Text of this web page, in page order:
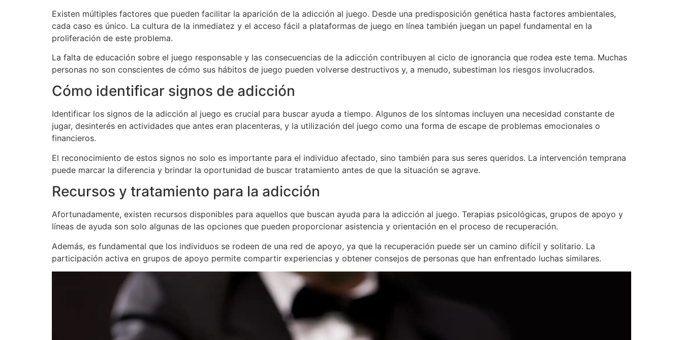
Existen múltiples factores que pueden facilitar la aparición de la adicción al juego. Desde una predisposición genética hasta factores ambientales,
cada caso es único. La cultura de la inmediatez y el acceso fácil a plataformas de juego en línea también juegan un papel fundamental en la
proliferación de este problema.
La falta de educación sobre el juego responsable y las consecuencias de la adicción contribuyen al ciclo de ignorancia que rodea este tema. Muchas
personas no son conscientes de cómo sus hábitos de juego pueden volverse destructivos y, a menudo, subestiman los riesgos involucrados.
Cómo identificar signos de adicción
Identificar los signos de la adicción al juego es crucial para buscar ayuda a tiempo. Algunos de los síntomas incluyen una necesidad constante de
jugar, desinterés en actividades que antes eran placenteras, y la utilización del juego como una forma de escape de problemas emocionales o
financieros.
El reconocimiento de estos signos no solo es importante para el individuo afectado, sino también para sus seres queridos. La intervención temprana
puede marcar la diferencia y brindar la oportunidad de buscar tratamiento antes de que la situación se agrave.
Recursos y tratamiento para la adicción
Afortunadamente, existen recursos disponibles para aquellos que buscan ayuda para la adicción al juego. Terapias psicológicas, grupos de apoyo y
líneas de ayuda son solo algunas de las opciones que pueden proporcionar asistencia y orientación en el proceso de recuperación.
Además, es fundamental que los individuos se rodeen de una red de apoyo, ya que la recuperación puede ser un camino difícil y solitario. La
participación activa en grupos de apoyo permite compartir experiencias y obtener consejos de personas que han enfrentado luchas similares.